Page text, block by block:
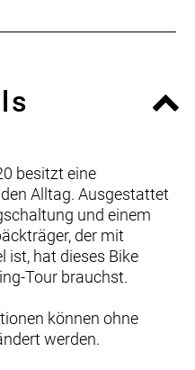
besitzt eine
Alltag. Ausgestattet
und einem
der mit
ist, hat dieses Bike
Tour brauchst.
können ohne
werden.